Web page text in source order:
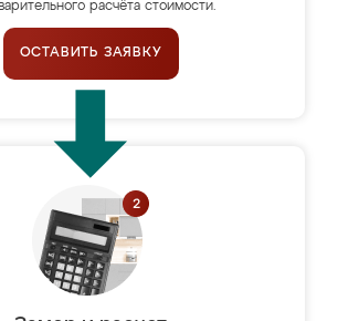
расчёта стоимости.
ОСТАВИТЬ ЗАЯВКУ